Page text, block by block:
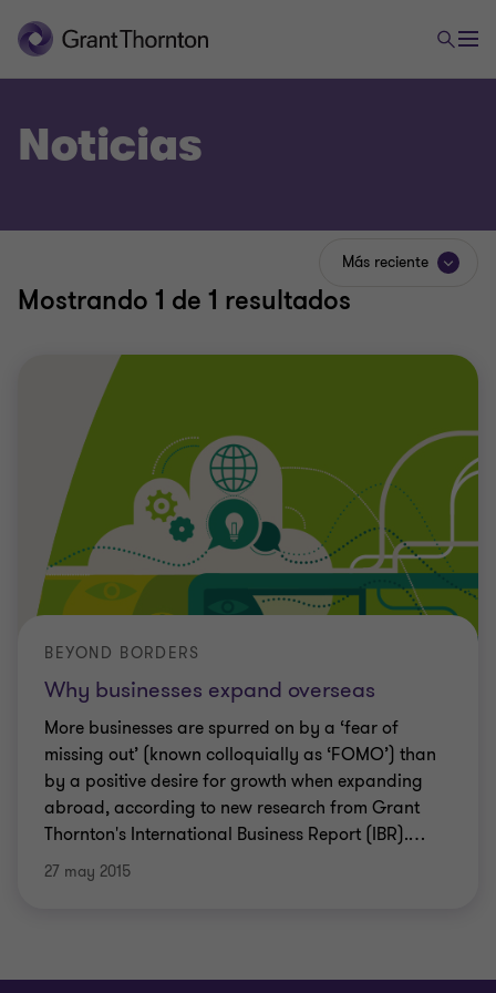
Noticias
Mostrando 1 de 1 resultados
Más reciente
Why businesses expand overseas
BEYOND BORDERS
More businesses are spurred on by a ‘fear of
missing out’ (known colloquially as ‘FOMO’) than
by a positive desire for growth when expanding
abroad, according to new research from Grant
Thornton's International Business Report (IBR).…
27 may 2015